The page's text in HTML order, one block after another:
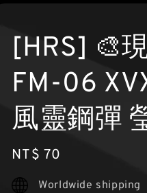
[HRS] 🎨
FM-06
風靈鋼彈
Regular
price
NT$ 70
Worldwide shipping